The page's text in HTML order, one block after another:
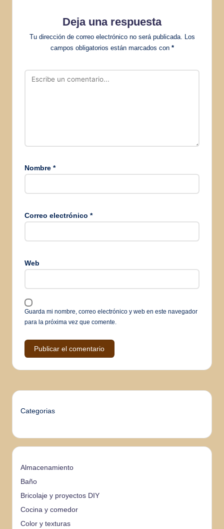
Deja una respuesta
Tu dirección de correo electrónico no será publicada. Los
campos obligatorios están marcados con *
Nombre *
Correo electrónico *
Web
Guarda mi nombre, correo electrónico y web en este navegador
para la próxima vez que comente.
Categorias
Almacenamiento
Baño
Bricolaje y proyectos DIY
Cocina y comedor
Color y texturas